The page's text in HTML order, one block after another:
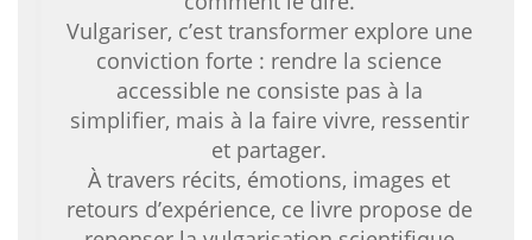
Vulgariser, c’est transformer explore une
conviction forte : rendre la science
accessible ne consiste pas à la
simplifier, mais à la faire vivre, ressentir
et partager.
À travers récits, émotions, images et
retours d’expérience, ce livre propose de